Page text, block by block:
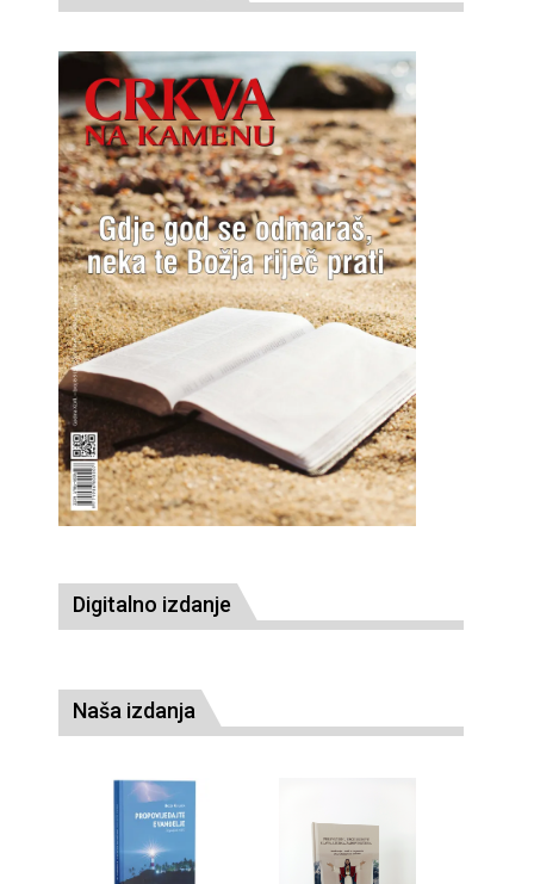
Digitalno izdanje
Naša izdanja